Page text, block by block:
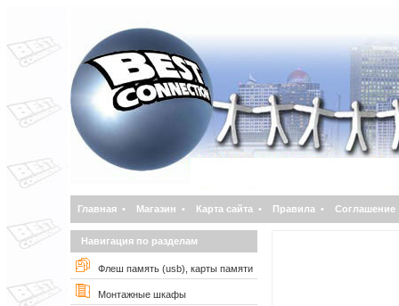
Главная • Магазин • Карта сайта • Правила • Соглашение
Навигация по разделам
Флеш память (usb), карты памяти
Монтажные шкафы